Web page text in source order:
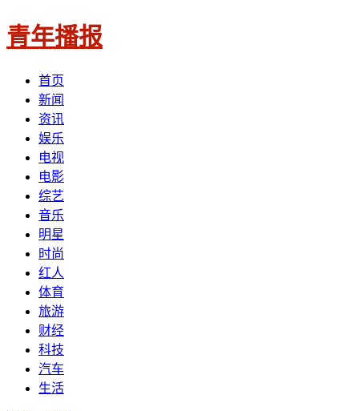
青年播报
首页
新闻
资讯
娱乐
电视
电影
综艺
音乐
明星
时尚
红人
体育
旅游
财经
科技
汽车
生活